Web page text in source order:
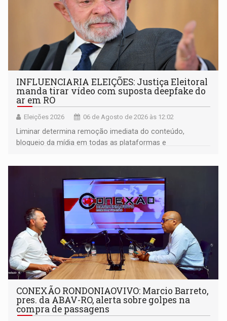
INFLUENCIARIA ELEIÇÕES: Justiça Eleitoral
manda tirar vídeo com suposta deepfake do
ar em RO
Eleições 2026 06 de Agosto de 2026 às 12:02
Liminar determina remoção imediata do conteúdo,
bloqueio da mídia em todas as plataformas e
CONEXÃO RONDONIAOVIVO: Marcio Barreto,
pres. da ABAV-RO, alerta sobre golpes na
compra de passagens